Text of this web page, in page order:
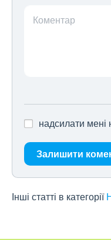
Коментар
надсилати мені
Залишити
Інші статті в категорії